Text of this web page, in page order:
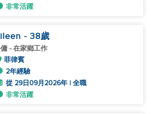
非常活躍
- 38歲
- 在家鄉工作
菲律賓
2年經驗
從 29日09月2026年 | 全職
非常活躍